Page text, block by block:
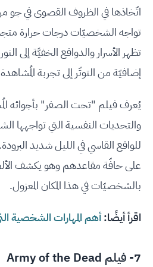
اتّخاذها في الظروف القصوى في جو
تواجه الشخصيّات درجات حرارة
تظهر الأسرار والدوافع الخفيَّة إلى
إضافيّة من التوتّر إلى تجربة
يُعرف فيلم "تحت الصفر" بأجوائه
والتحديات النفسية التي تواجهها
للواقع القاسي في الليل شديد
على حافّة مقاعدهم وهو يكشف
بالشخصيّات في هذا المكان المعزول.
اقرأ أيضًا:أهم المهارات الشخصية
7- فيلم Army of the Dead